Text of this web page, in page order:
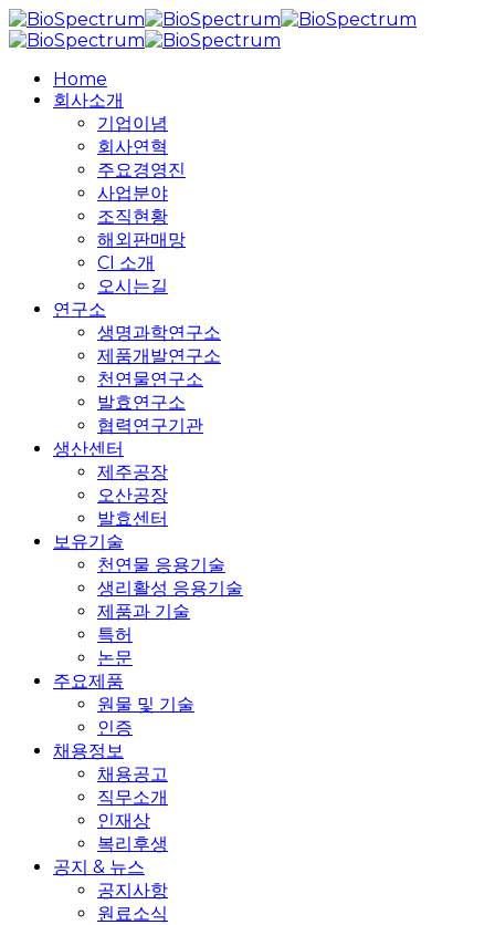
Skip
to
content
search
MenuHome
회사소개
기업이념
회사연혁
주요경영진
사업분야
조직현황
해외판매망
CI 소개
오시는길
연구소
생명과학연구소
제품개발연구소
천연물연구소
발효연구소
협력연구기관
생산센터
제주공장
오산공장
발효센터
보유기술
천연물 응용기술
생리활성 응용기술
제품과 기술
특허
논문
주요제품
원물 및 기술
인증
채용정보
채용공고
직무소개
인재상
복리후생
공지 & 뉴스
공지사항
원료소식